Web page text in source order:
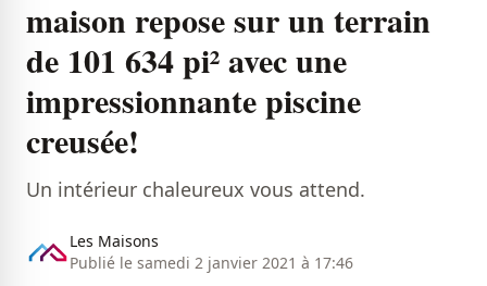
maison repose sur un terrain
de 101 634 pi² avec une
impressionnante piscine
creusée!
Un intérieur chaleureux vous attend.
Les Maisons
Publié le samedi 2 janvier 2021 à 17:46